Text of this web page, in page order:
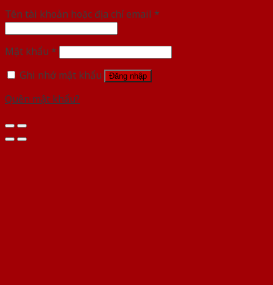
Tên tài khoản hoặc địa chỉ email *
Mật khẩu *
Ghi nhớ mật khẩu
Đăng nhập
Quên mật khẩu?